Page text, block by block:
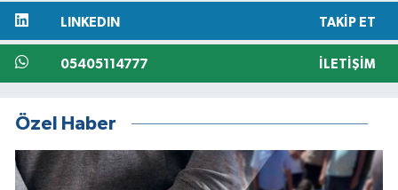
LINKEDIN TAKIP ET
05405114777 İLETIŞIM
Özel Haber